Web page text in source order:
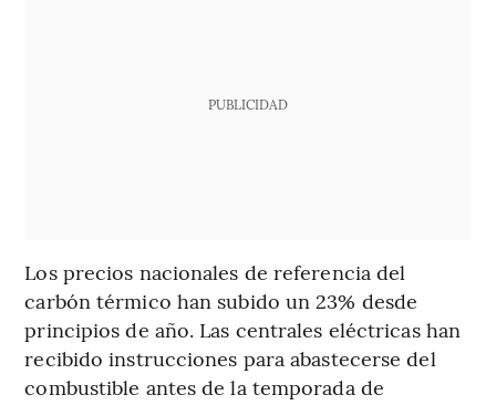
PUBLICIDAD
Los precios nacionales de referencia del
carbón térmico han subido un 23% desde
principios de año. Las centrales eléctricas han
recibido instrucciones para abastecerse del
combustible antes de la temporada de